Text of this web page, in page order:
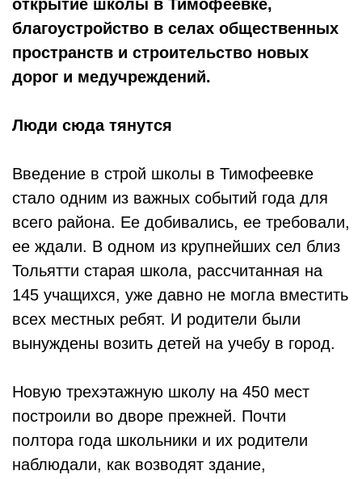
открытие школы в Тимофеевке,
благоустройство в селах общественных
пространств и строительство новых
дорог и медучреждений.
Люди сюда тянутся
Введение в строй школы в Тимофеевке
стало одним из важных событий года для
всего района. Ее добивались, ее требовали,
ее ждали. В одном из крупнейших сел близ
Тольятти старая школа, рассчитанная на
145 учащихся, уже давно не могла вместить
всех местных ребят. И родители были
вынуждены возить детей на учебу в город.
Новую трехэтажную школу на 450 мест
построили во дворе прежней. Почти
полтора года школьники и их родители
наблюдали, как возводят здание,